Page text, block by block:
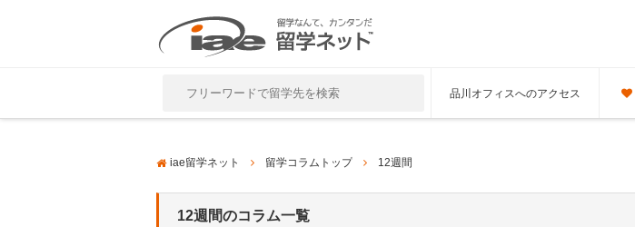
品川オフィスへのアクセス
iae留学ネット 留学コラムトップ 12週間
12週間のコラム一覧